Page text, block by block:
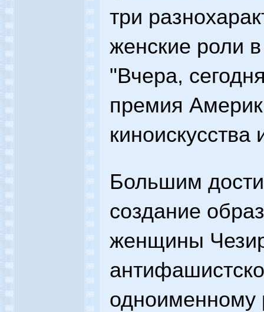
три
женские роли
"Вчера,
премия
киноискусства
Большим
создание
женщины